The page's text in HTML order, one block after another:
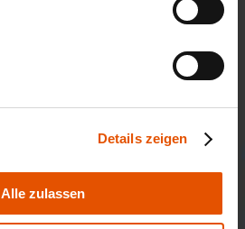
Details zeigen
Alle zulassen